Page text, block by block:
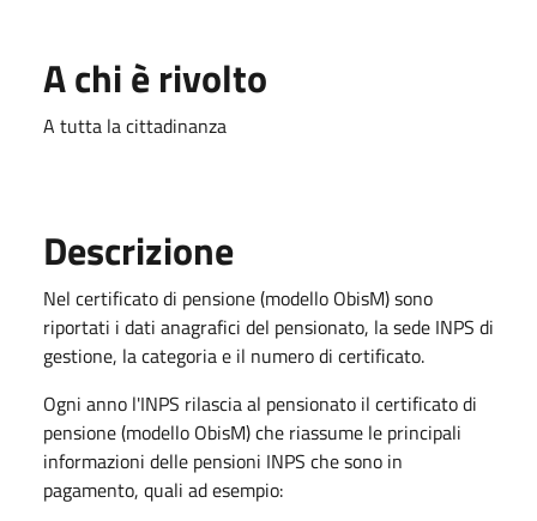
A chi è rivolto
A tutta la cittadinanza
Descrizione
Nel certificato di pensione (modello ObisM) sono
riportati i dati anagrafici del pensionato, la sede INPS di
gestione, la categoria e il numero di certificato.
Ogni anno l'INPS rilascia al pensionato il certificato di
pensione (modello ObisM) che riassume le principali
informazioni delle pensioni INPS che sono in
pagamento, quali ad esempio: